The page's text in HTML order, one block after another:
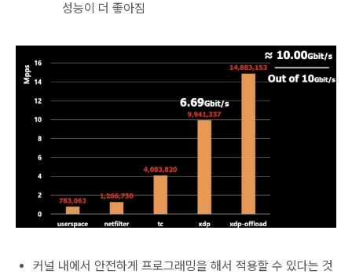
성능이 더 좋아짐
커널 내에서 안전하게 프로그래밍을 해서 적용할 수 있다는 것